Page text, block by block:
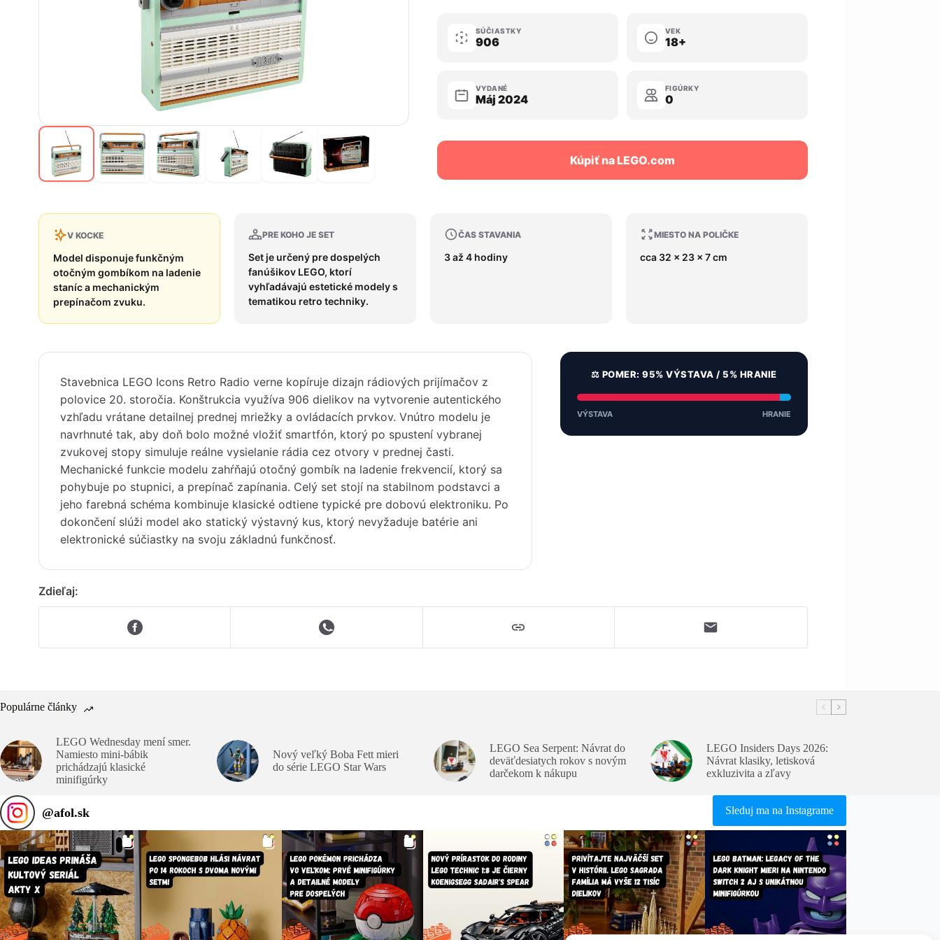
SÚČIASTKY
906
VEK
18+
VYDANÉ
Máj 2024
FIGÚRKY
0
Kúpiť na LEGO.com
V KOCKE
Model disponuje funkčným
otočným gombíkom na ladenie
staníc a mechanickým
prepínačom zvuku.
PRE KOHO JE SET
Set je určený pre dospelých
fanúšikov LEGO, ktorí
vyhľadávajú estetické modely s
tematikou retro techniky.
ČAS STAVANIA
3 až 4 hodiny
MIESTO NA POLIČKE
cca 32 x 23 x 7 cm
Stavebnica LEGO Icons Retro Radio verne kopíruje dizajn rádiových prijímačov z
polovice 20. storočia. Konštrukcia využíva 906 dielikov na vytvorenie autentického
vzhľadu vrátane detailnej prednej mriežky a ovládacích prvkov. Vnútro modelu je
navrhnuté tak, aby doň bolo možné vložiť smartfón, ktorý po spustení vybranej
zvukovej stopy simuluje reálne vysielanie rádia cez otvory v prednej časti.
Mechanické funkcie modelu zahŕňajú otočný gombík na ladenie frekvencií, ktorý sa
pohybuje po stupnici, a prepínač zapínania. Celý set stojí na stabilnom podstavci a
jeho farebná schéma kombinuje klasické odtiene typické pre dobovú elektroniku. Po
dokončení slúži model ako statický výstavný kus, ktorý nevyžaduje batérie ani
elektronické súčiastky na svoju základnú funkčnosť.
⚖️ POMER: 95% VÝSTAVA / 5% HRANIE
VÝSTAVA HRANIE
Zdieľaj:
Populárne články
LEGO Wednesday mení smer.
Namiesto mini-bábik
prichádzajú klasické
minifigúrky
Nový veľký Boba Fett mieri
do série LEGO Star Wars
LEGO Sea Serpent: Návrat do
deväťdesiatych rokov s novým
darčekom k nákupu
LEGO Insiders Days 2026:
Návrat klasiky, letisková
exkluzivita a zľavy
@afol.sk Sleduj ma na Instagrame